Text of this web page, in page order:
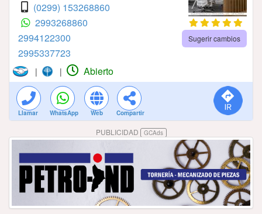
(0299) 153268860
2993268860
2994122300
2995337723
Sugerir cambios
| | Abierto
Llamar WhatsApp Web Compartir
PUBLICIDAD GCAds